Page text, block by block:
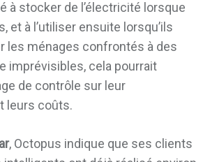
à stocker de l’électricité lorsque
et à l’utiliser ensuite lorsqu’ils
les ménages confrontés à des
imprévisibles, cela pourrait
de contrôle sur leur
leurs coûts.
, Octopus indique que ses clients